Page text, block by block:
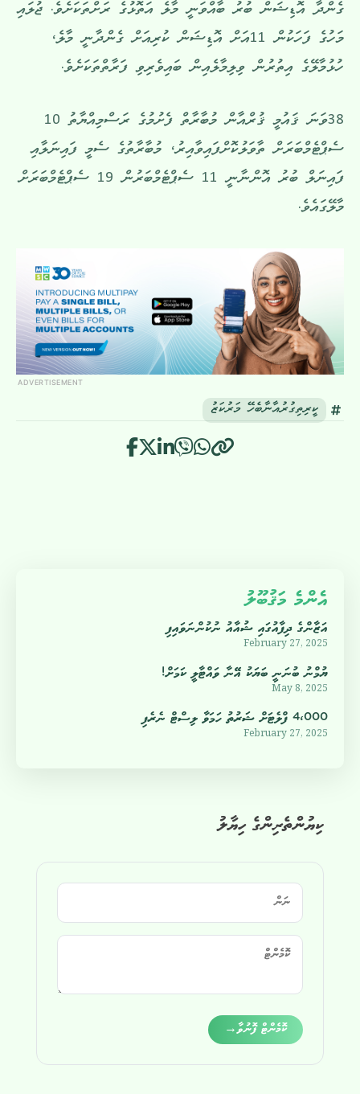
ގެންދާ އޮޑިޝަން ބުރު ބާއްވަނީ މާލެ އަތޮޅުގެ ރަށްތަކަށެވެ. ޖުލައި
މަހުގެ ފަހަކުން 11އަށް އޮޑިޝަން ކުރިއަށް ގެންދާނީ މާލެ،
ހުޅުމާލޭގެ އިތުރުން ވިލިމާލެއިން ބައިވެރިވި ފަރާތްތަކަށެވެ.
38ވަނަ ޤައުމީ ޤުރްއާން މުބާރާތް ފެށުމުގެ ރަސްމިއްޔާތު 10
ސެޕްޓެމްބަރަށް ތާވަލުކޮށްފައިވާއިރު، މުބާރާތުގެ ސެމީ ފައިނަލާއި
ފައިނަލް ބުރު އޮންނާނީ 11 ސެޕްޓެމްބަރުން 19 ސެޕްޓެމްބަރަށް
މާލޭގައެވެ.
ADVERTISEMENT
ކީރިތިގުރުއާނާބެހޭ މަރުކަޒު
ކިޔުންތެރިންގެ ހިޔާލު
ކޮމެންޓް ފޮނުވާ→
އެންމެ މަޤުބޫލު
އަޒާންގެ ދިފާއުގައި ޝުއާއު ނުކުންނަވައިފި
February 27, 2025
ޔުމްނު ބުނަނީ ބަޔަކު އޭނާ ވައްޓާލީ ކަމަށް!
May 8, 2025
4،000 ފްލެޓަށް ޝަރުތު ހަމަވާ ލިސްޓް ނެރެފި
February 27, 2025